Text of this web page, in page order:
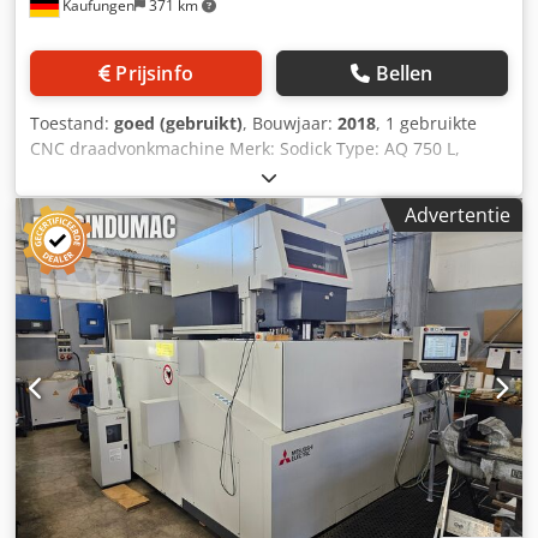
Kaufungen 371 km
Prijsinfo Bellen
Toestand: goed (gebruikt), Bouwjaar: 2018, 1 gebruikte
CNC draadvonkmachine Merk: Sodick Type: AQ 750 L,
bouwjaar 2002, in 2018 gereviseerd door Sodick Sindsdien
4000 bedrijfsuren Csdpfx Aksyknpge Ajha Besturing: MARK
30 LN 1 W Draadinvoer: 97 Pipe AWT
Advertentie